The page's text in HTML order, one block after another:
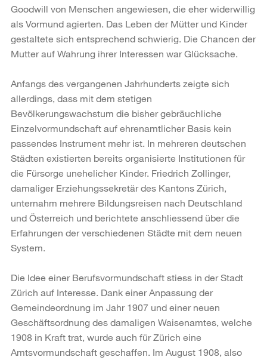
Goodwill von Menschen angewiesen, die eher widerwillig
als Vormund agierten. Das Leben der Mütter und Kinder
gestaltete sich entsprechend schwierig. Die Chancen der
Mutter auf Wahrung ihrer Interessen war Glücksache.
Anfangs des vergangenen Jahrhunderts zeigte sich
allerdings, dass mit dem stetigen
Bevölkerungswachstum die bisher gebräuchliche
Einzelvormundschaft auf ehrenamtlicher Basis kein
passendes Instrument mehr ist. In mehreren deutschen
Städten existierten bereits organisierte Institutionen für
die Fürsorge unehelicher Kinder. Friedrich Zollinger,
damaliger Erziehungssekretär des Kantons Zürich,
unternahm mehrere Bildungsreisen nach Deutschland
und Österreich und berichtete anschliessend über die
Erfahrungen der verschiedenen Städte mit dem neuen
System.
Die Idee einer Berufsvormundschaft stiess in der Stadt
Zürich auf Interesse. Dank einer Anpassung der
Gemeindeordnung im Jahr 1907 und einer neuen
Geschäftsordnung des damaligen Waisenamtes, welche
1908 in Kraft trat, wurde auch für Zürich eine
Amtsvormundschaft geschaffen. Im August 1908, also